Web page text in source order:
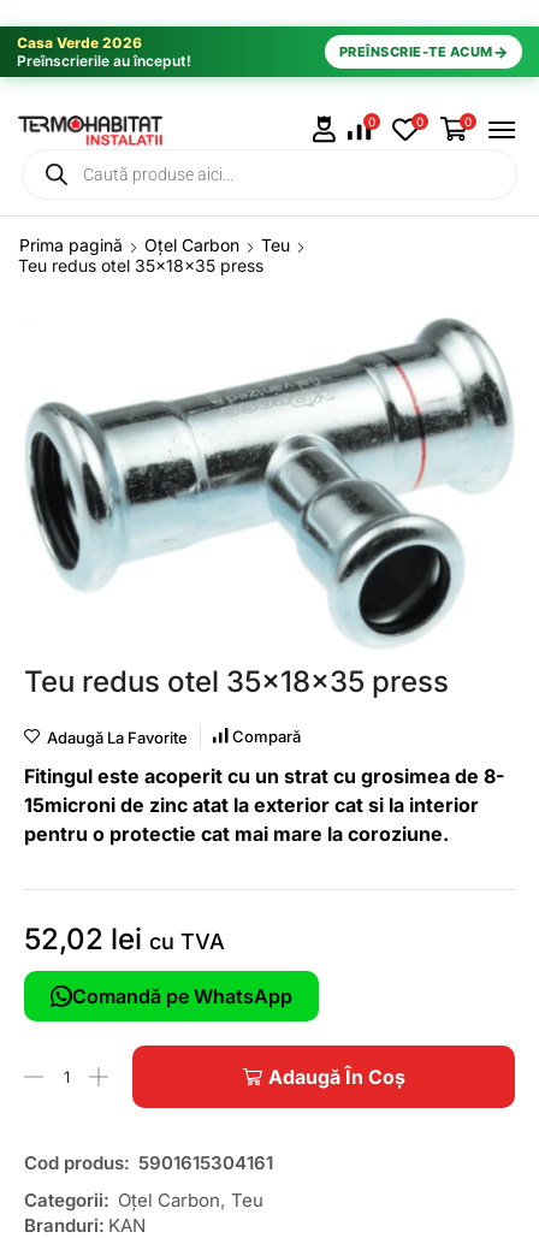
Casa Verde 2026
Preînscrierile au început!
PREÎNSCRIE-TE ACUM→
0 0 0
Prima pagină Oțel Carbon
Teu
Teu redus otel 35x18x35 press
Teu redus otel 35x18x35 press
Adaugă La Favorite Compară
Fitingul este acoperit cu un strat cu grosimea de 8-
15microni de zinc atat la exterior cat si la interior
pentru o protectie cat mai mare la coroziune.
52,02 lei cu TVA
Comandă pe WhatsApp
Adaugă În Coș
Cod produs: 5901615304161
Categorii: Oțel Carbon, Teu
Branduri: KAN